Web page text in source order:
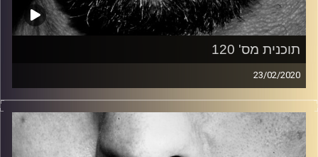
תוכנית מס' 120
23/02/2020
זיפים, מוזיקה מחוספסת של הופעות חיות. הרבה ג'אם, רוק,
בלוז, bluegrass, ג'אז, Fאנק, פרוגרסיב ואפילו אלקטרוניקה.
כל מה שחי, אמיתי ונושם.
עם שמוליק רגב.